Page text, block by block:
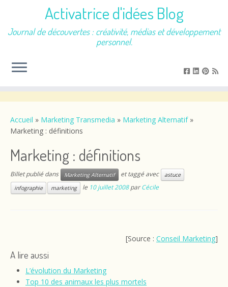
contenu
Activatrice d'idées Blog
Journal de découvertes : créativité, médias et développement
personnel.
Accueil » Marketing Transmedia » Marketing Alternatif »
Marketing : définitions
Marketing : définitions
Billet publié dans Marketing Alternatif et taggé avec
astuce
infographie
marketing le 10 juillet 2008 parCécile
[Source : Conseil Marketing]
A lire aussi
L’évolution du Marketing
Top 10 des animaux les plus mortels